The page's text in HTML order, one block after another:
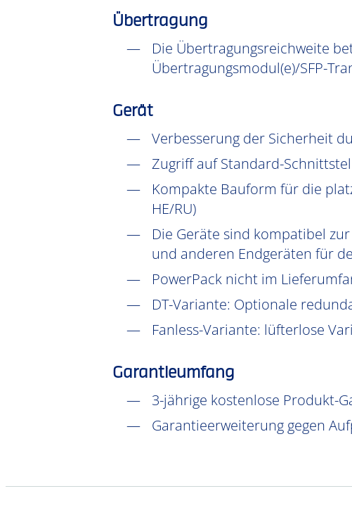
Übertragung
Die Übertragungsreichweite
Übertragungsmodul(e)/SFP-
Gerät
Verbesserung der Sicherheit
Zugriff auf Standard-
Kompakte Bauform für die
HE/RU)
Die Geräte sind kompatibel
und anderen Endgeräten für
PowerPack nicht im
DT-Variante: Optionale
Fanless-Variante: lüfterlose
Garantieumfang
3-jährige kostenlose Produkt-
Garantieerweiterung gegen